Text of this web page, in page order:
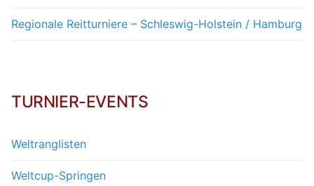
Regionale Reitturniere – Schleswig-Holstein / Hamburg
TURNIER-EVENTS
Weltranglisten
Weltcup-Springen